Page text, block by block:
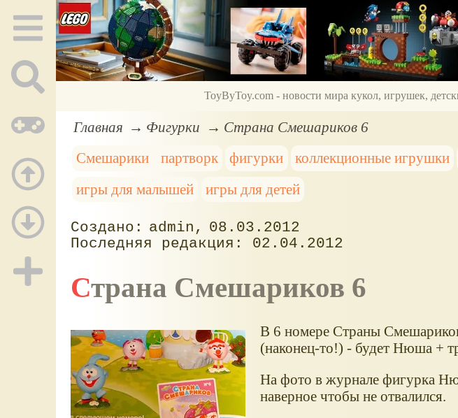
ToyByToy.com - новости мира кукол, игрушек,
Главная Фигурки
Страна Смешариков 6
Смешарики
партворк фигурки коллекционные игрушки
игры для малышей
игры для детей
admin
08.03.2012
02.04.2012
Страна Смешариков 6
В 6 номере Страны
(наконец-то!) - будет Нюша +
На фото в журнале фигурка
наверное чтобы не отвалился.